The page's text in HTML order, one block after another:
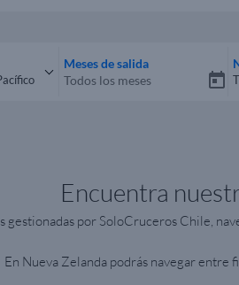
Meses de salida
Encuentra
gestionadas por SoloCruceros Chile,
En Nueva Zelanda podrás navegar entre